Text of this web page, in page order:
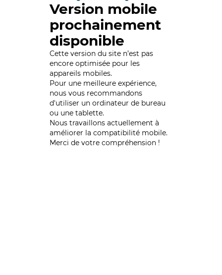
Version mobile
prochainement
disponible
Cette version du site n’est pas
encore optimisée pour les
appareils mobiles.
Pour une meilleure expérience,
nous vous recommandons
d'utiliser un ordinateur de bureau
ou une tablette.
Nous travaillons actuellement à
améliorer la compatibilité mobile.
Merci de votre compréhension !